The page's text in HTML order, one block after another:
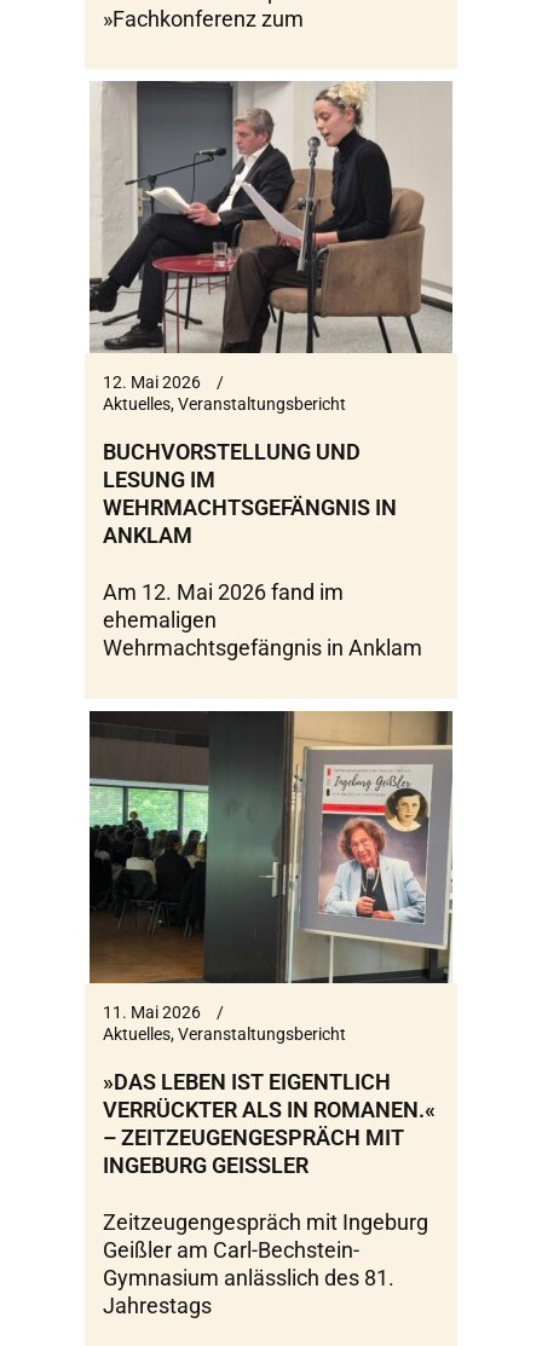
»Fachkonferenz zum
12. Mai 2026
Aktuelles,Veranstaltungsbericht
BUCHVORSTELLUNG UND
LESUNG IM
WEHRMACHTSGEFÄNGNIS IN
ANKLAM
Am 12. Mai 2026 fand im
ehemaligen
Wehrmachtsgefängnis in Anklam
11. Mai 2026
Aktuelles,Veranstaltungsbericht
»DAS LEBEN IST EIGENTLICH
VERRÜCKTER ALS IN ROMANEN.«
– ZEITZEUGENGESPRÄCH MIT
INGEBURG GEISSLER
Zeitzeugengespräch mit Ingeburg
Geißler am Carl-Bechstein-
Gymnasium anlässlich des 81.
Jahrestags